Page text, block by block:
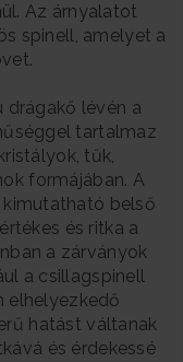
Az árnyalatot
spinell, amelyet a
drágakő lévén a
tartalmaz
tűk,
formájában. A
kimutatható belső
és ritka a
a zárványok
a csillagspinell
elhelyezkedő
hatást váltanak
és érdekessé